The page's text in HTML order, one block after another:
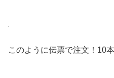
このように伝票で注文！10